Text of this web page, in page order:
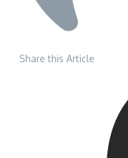
Share this Article